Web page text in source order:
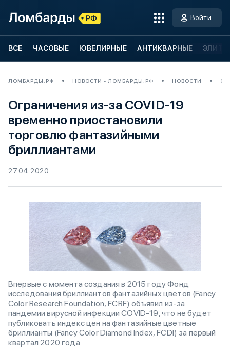
Войти
ВСЕ ЧАСОВЫЕ ЮВЕЛИРНЫЕ АНТИКВАРНЫЕ
ЛОМБАРДЫ.РФ НОВОСТИ - ЛОМБАРДЫ.РФ НОВОСТИ
Ограничения из-за COVID-19
временно приостановили
торговлю фантазийными
бриллиантами
27.04.2020
Впервые с момента создания в 2015 году Фонд
исследования бриллиантов фантазийных цветов (Fancy
Color Research Foundation, FCRF) объявил из-за
пандемии вирусной инфекции COVID-19, что не будет
публиковать индекс цен на фантазийные цветные
бриллианты (Fancy Color Diamond Index, FCDI) за первый
квартал 2020 года.